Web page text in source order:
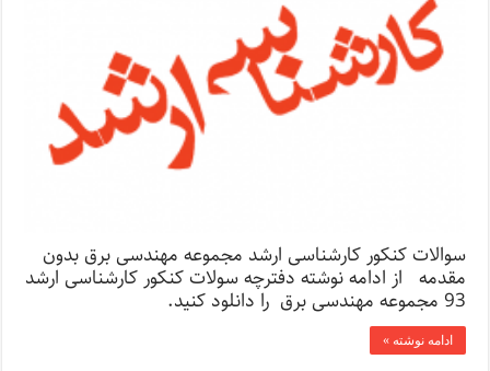
سوالات کنکور کارشناسی ارشد مجموعه مهندسی برق بدون
مقدمه از ادامه نوشته دفترچه سولات کنکور کارشناسی ارشد
93 مجموعه مهندسی برق را دانلود کنید.
ادامه نوشته »